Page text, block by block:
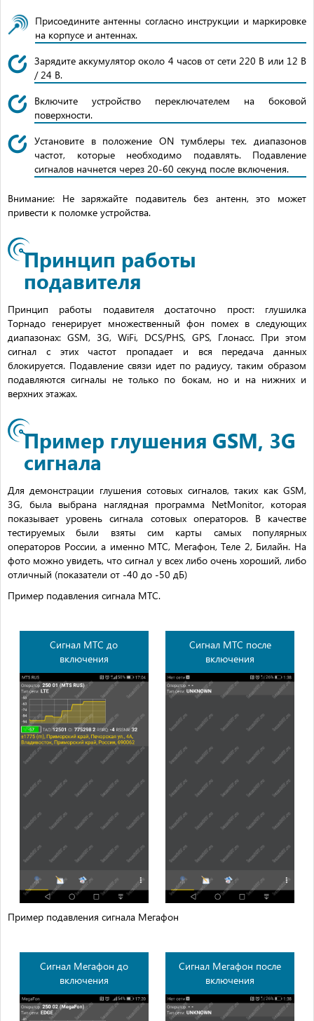
Присоедините антенны согласно инструкции и маркировке
на корпусе и антеннах.
Зарядите аккумулятор около 4 часов от сети 220 В или 12 В
/ 24 В.
Включите устройство переключателем на боковой
поверхности.
Установите в положение ON тумблеры тех. диапазонов
частот, которые необходимо подавлять. Подавление
сигналов начнется через 20-60 секунд после включения.
Внимание: Не заряжайте подавитель без антенн, это может
привести к поломке устройства.
Принцип работы
подавителя
Принцип работы подавителя достаточно прост: глушилка
Торнадо генерирует множественный фон помех в следующих
диапазонах: GSM, 3G, WiFi, DCS/PHS, GPS, Глонасс. При этом
сигнал с этих частот пропадает и вся передача данных
блокируется. Подавление связи идет по радиусу, таким образом
подавляются сигналы не только по бокам, но и на нижних и
верхних этажах.
Пример глушения GSM, 3G
сигнала
Для демонстрации глушения сотовых сигналов, таких как GSM,
3G, была выбрана наглядная программа NetMonitor, которая
показывает уровень сигнала сотовых операторов. В качестве
тестируемых были взяты сим карты самых популярных
операторов России, а именно МТС, Мегафон, Теле 2, Билайн. На
фото можно увидеть, что сигнал у всех либо очень хороший, либо
отличный (показатели от -40 до -50 дБ)
Пример подавления сигнала МТС.
Сигнал МТС до
включения
Сигнал МТС после
включения
Пример подавления сигнала Мегафон
Сигнал Мегафон до
включения
Сигнал Мегафон после
включения